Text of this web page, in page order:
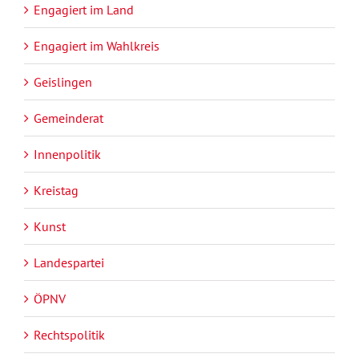
Engagiert im Land
Engagiert im Wahlkreis
Geislingen
Gemeinderat
Innenpolitik
Kreistag
Kunst
Landespartei
ÖPNV
Rechtspolitik